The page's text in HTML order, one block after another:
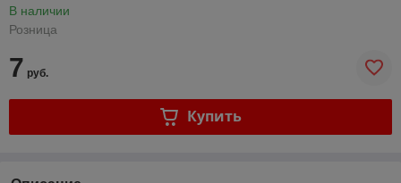
В наличии
Розница
7 руб.
Купить